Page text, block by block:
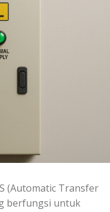
(Automatic Transfer
berfungsi untuk